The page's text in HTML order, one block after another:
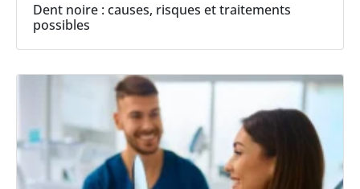
Dent noire : causes, risques et traitements
possibles